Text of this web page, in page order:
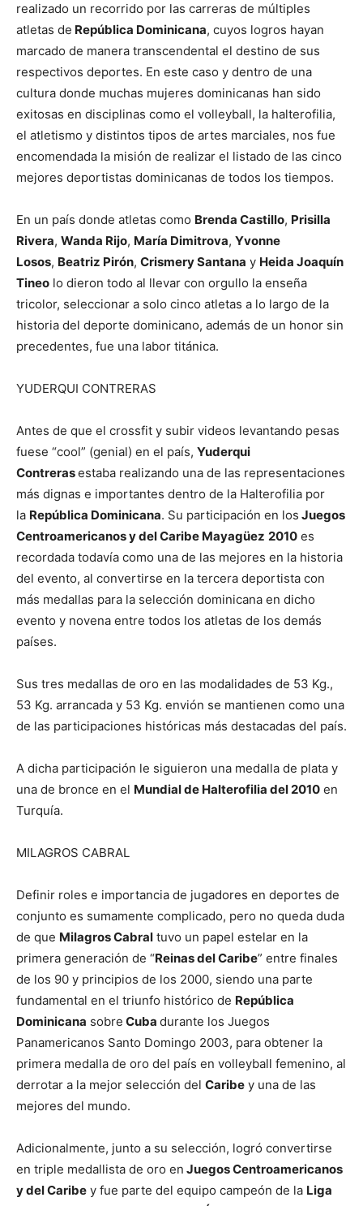
realizado un recorrido por las carreras de múltiples
atletas de República Dominicana, cuyos logros hayan
marcado de manera transcendental el destino de sus
respectivos deportes. En este caso y dentro de una
cultura donde muchas mujeres dominicanas han sido
exitosas en disciplinas como el volleyball, la halterofilia,
el atletismo y distintos tipos de artes marciales, nos fue
encomendada la misión de realizar el listado de las cinco
mejores deportistas dominicanas de todos los tiempos.
En un país donde atletas como Brenda Castillo, Prisilla
Rivera, Wanda Rijo, María Dimitrova, Yvonne
Losos, Beatriz Pirón, Crismery Santana y Heida Joaquín
Tineo lo dieron todo al llevar con orgullo la enseña
tricolor, seleccionar a solo cinco atletas a lo largo de la
historia del deporte dominicano, además de un honor sin
precedentes, fue una labor titánica.
YUDERQUI CONTRERAS
Antes de que el crossfit y subir videos levantando pesas
fuese “cool” (genial) en el país, Yuderqui
Contrerasestaba realizando una de las representaciones
más dignas e importantes dentro de la Halterofilia por
la República Dominicana. Su participación en los Juegos
Centroamericanos y del Caribe Mayagüez 2010 es
recordada todavía como una de las mejores en la historia
del evento, al convertirse en la tercera deportista con
más medallas para la selección dominicana en dicho
evento y novena entre todos los atletas de los demás
países.
Sus tres medallas de oro en las modalidades de 53 Kg.,
53 Kg. arrancada y 53 Kg. envión se mantienen como una
de las participaciones históricas más destacadas del país.
A dicha participación le siguieron una medalla de plata y
una de bronce en el Mundial de Halterofilia del 2010 en
Turquía.
MILAGROS CABRAL
Definir roles e importancia de jugadores en deportes de
conjunto es sumamente complicado, pero no queda duda
de que Milagros Cabral tuvo un papel estelar en la
primera generación de “Reinas del Caribe” entre finales
de los 90 y principios de los 2000, siendo una parte
fundamental en el triunfo histórico de República
Dominicana sobre Cuba durante los Juegos
Panamericanos Santo Domingo 2003, para obtener la
primera medalla de oro del país en volleyball femenino, al
derrotar a la mejor selección del Caribe y una de las
mejores del mundo.
Adicionalmente, junto a su selección, logró convertirse
en triple medallista de oro en Juegos Centroamericanos
y del Caribe y fue parte del equipo campeón de la Liga